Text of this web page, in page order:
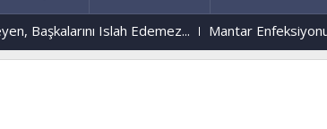
Islah Edemez... Mantar Enfeksiyonu Nedir?